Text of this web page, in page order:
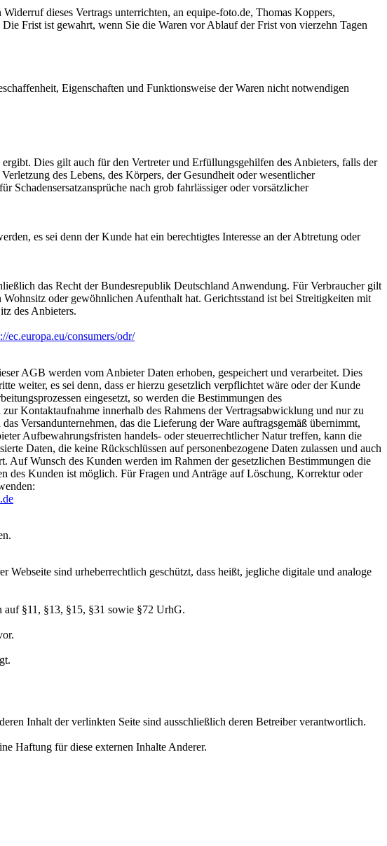
dieses Vertrags unterrichten, an equipe-foto.de, Thomas Koppers,
Frist ist gewahrt, wenn Sie die Waren vor Ablauf der Frist von vierzehn Tagen
Eigenschaften und Funktionsweise der Waren nicht notwendigen
Dies gilt auch für den Vertreter und Erfüllungsgehilfen des Anbieters, falls der
des Lebens, des Körpers, der Gesundheit oder wesentlicher
Schadensersatzansprüche nach grob fahrlässiger oder vorsätzlicher
es sei denn der Kunde hat ein berechtigtes Interesse an der Abtretung oder
das Recht der Bundesrepublik Deutschland Anwendung. Für Verbraucher gilt
oder gewöhnlichen Aufenthalt hat. Gerichtsstand ist bei Streitigkeiten mit
des Anbieters.
ec.europa.eu/consumers/odr/
AGB werden vom Anbieter Daten erhoben, gespeichert und verarbeitet. Dies
weiter, es sei denn, dass er hierzu gesetzlich verpflichtet wäre oder der Kunde
eingesetzt, so werden die Bestimmungen des
Kontaktaufnahme innerhalb des Rahmens der Vertragsabwicklung und nur zu
Versandunternehmen, das die Lieferung der Ware auftragsgemäß übernimmt,
Aufbewahrungsfristen handels- oder steuerrechtlicher Natur treffen, kann die
Daten, die keine Rückschlüssen auf personenbezogene Daten zulassen und auch
Auf Wunsch des Kunden werden im Rahmen der gesetzlichen Bestimmungen die
des Kunden ist möglich. Für Fragen und Anträge auf Löschung, Korrektur oder
sind urheberrechtlich geschützt, dass heißt, jegliche digitale und analoge
§11, §13, §15, §31 sowie §72 UrhG.
Inhalt der verlinkten Seite sind ausschließlich deren Betreiber verantwortlich.
Haftung für diese externen Inhalte Anderer.